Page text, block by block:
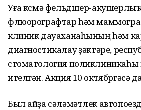
Уға күсмә фельдшер-
флюорографтар һәм
клиник дауаханаһының һәм
диагностикалау үҙәктәре,
стоматология
ителгән. Акция 10 октябргәсә
Был айҙа сәләмәтлек